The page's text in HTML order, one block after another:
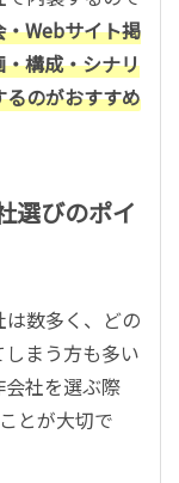
Webサイト掲
構成・シナリ
のがおすすめ
選びのポイ
数多く、どの
まう方も多い
社を選ぶ際
とが大切で